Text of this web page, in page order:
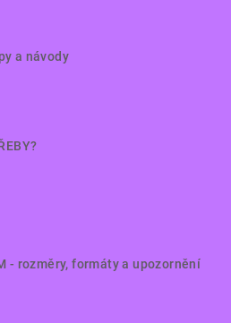
a návody
- rozměry, formáty a upozornění